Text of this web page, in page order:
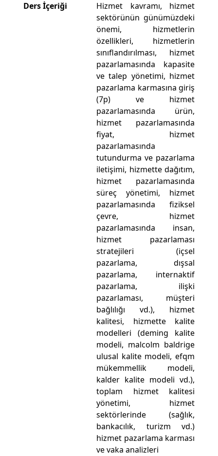
Ders İçeriği
Hizmet kavramı, hizmet
sektörünün günümüzdeki
önemi, hizmetlerin
özellikleri, hizmetlerin
sınıflandırılması, hizmet
pazarlamasında kapasite
ve talep yönetimi, hizmet
pazarlama karmasına giriş
(7p) ve hizmet
pazarlamasında ürün,
hizmet pazarlamasında
fiyat, hizmet
pazarlamasında
tutundurma ve pazarlama
iletişimi, hizmette dağıtım,
hizmet pazarlamasında
süreç yönetimi, hizmet
pazarlamasında fiziksel
çevre, hizmet
pazarlamasında insan,
hizmet pazarlaması
stratejileri (içsel
pazarlama, dışsal
pazarlama, internaktif
pazarlama, ilişki
pazarlaması, müşteri
bağlılığı vd.), hizmet
kalitesi, hizmette kalite
modelleri (deming kalite
modeli, malcolm baldrige
ulusal kalite modeli, efqm
mükemmellik modeli,
kalder kalite modeli vd.),
toplam hizmet kalitesi
yönetimi, hizmet
sektörlerinde (sağlık,
bankacılık, turizm vd.)
hizmet pazarlama karması
ve vaka analizleri